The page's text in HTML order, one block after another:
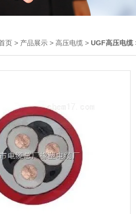
页 > 产品展示 > 高压电缆 > UGF高压电缆